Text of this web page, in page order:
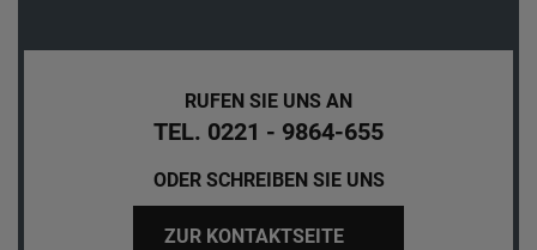
RUFEN SIE UNS AN
TEL. 0221 - 9864-655
ODER SCHREIBEN SIE UNS
ZUR KONTAKTSEITE